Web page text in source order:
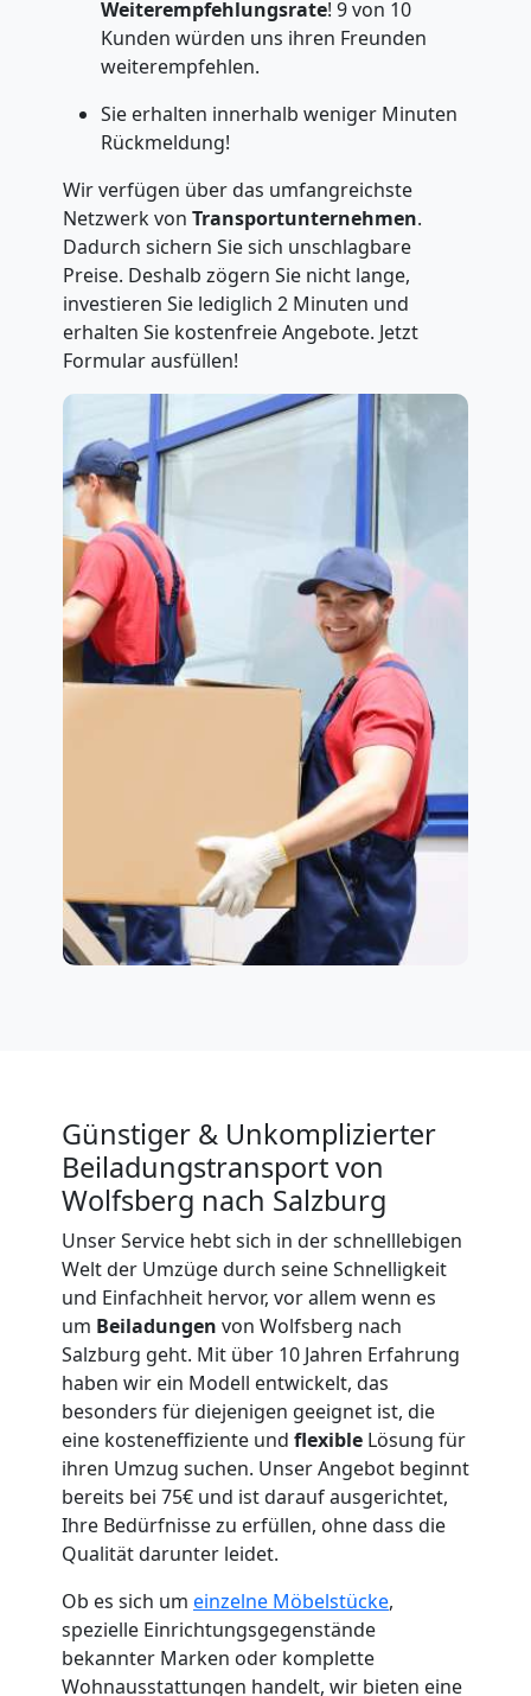
Weiterempfehlungsrate! 9 von 10
Kunden würden uns ihren Freunden
weiterempfehlen.
Sie erhalten innerhalb weniger Minuten
Rückmeldung!
Wir verfügen über das umfangreichste
Netzwerk von Transportunternehmen.
Dadurch sichern Sie sich unschlagbare
Preise. Deshalb zögern Sie nicht lange,
investieren Sie lediglich 2 Minuten und
erhalten Sie kostenfreie Angebote. Jetzt
Formular ausfüllen!
Günstiger & Unkomplizierter
Beiladungstransport von
Wolfsberg nach Salzburg
Unser Service hebt sich in der schnelllebigen
Welt der Umzüge durch seine Schnelligkeit
und Einfachheit hervor, vor allem wenn es
um Beiladungen von Wolfsberg nach
Salzburg geht. Mit über 10 Jahren Erfahrung
haben wir ein Modell entwickelt, das
besonders für diejenigen geeignet ist, die
eine kosteneffiziente und flexible Lösung für
ihren Umzug suchen. Unser Angebot beginnt
bereits bei 75€ und ist darauf ausgerichtet,
Ihre Bedürfnisse zu erfüllen, ohne dass die
Qualität darunter leidet.
Ob es sich um einzelne Möbelstücke,
spezielle Einrichtungsgegenstände
bekannter Marken oder komplette
Wohnausstattungen handelt, wir bieten eine
Umzugshelfer
Wolfsberg
Möbeltaxi
Wolfsberg
Kleintransport
Wolfsberg